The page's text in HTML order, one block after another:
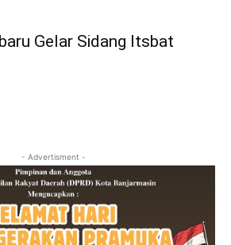
Gelar Sidang Itsbat
- Advertisment -